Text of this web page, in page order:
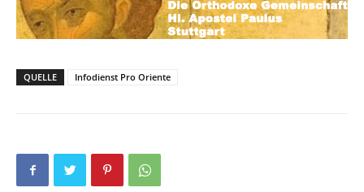
QUELLE Infodienst Pro Oriente